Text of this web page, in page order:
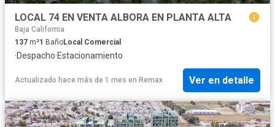
LOCAL 74 EN VENTA ALBORA EN PLANTA ALTA
Baja California
137 m²1 BañoLocal Comercial
·Despacho·Estacionamiento
Actualizado hace más de 1 mes en Remax Ver en detalle